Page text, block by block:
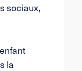
sociaux,
la